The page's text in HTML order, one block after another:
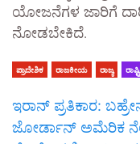
ಯೋಜನೆಗಳ ಜಾರಿಗೆ
ನೋಡಬೇಕಿದೆ.
ಪ್ರಾದೇಶಿಕ ರಾಜಕೀಯ ರಾಜ್ಯ
ಇರಾನ್ ಪ್ರತಿಕಾರ:
ಜೋರ್ಡಾನ್ ಅಮೆರಿಕ